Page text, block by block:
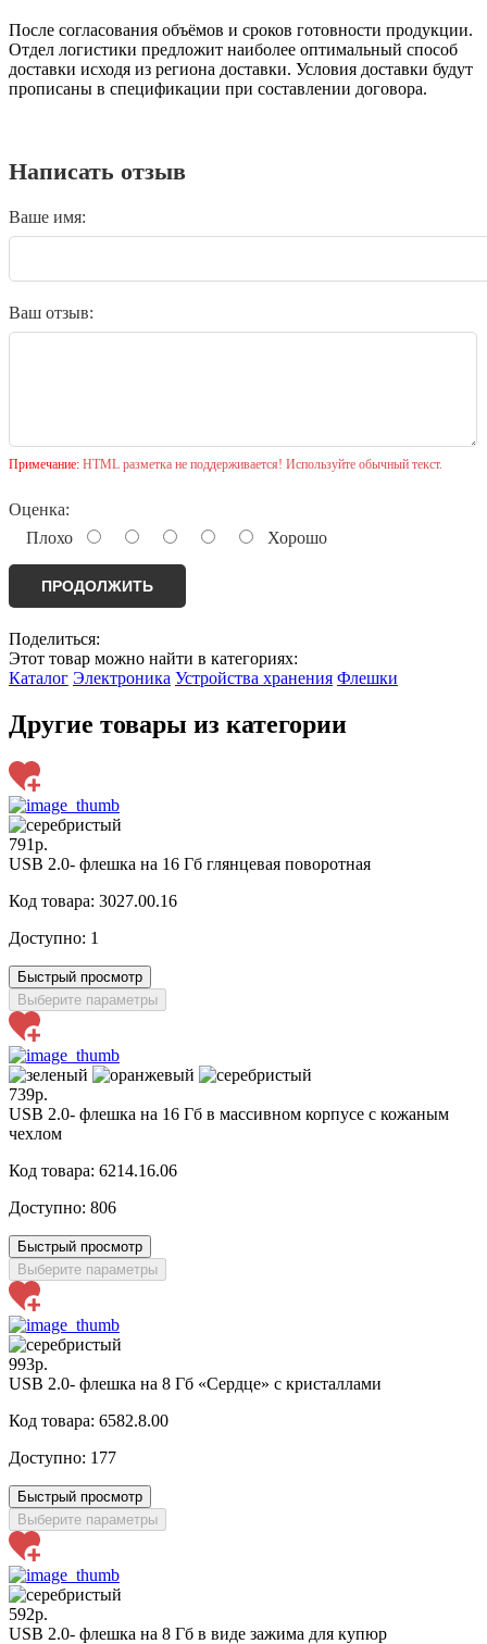
После согласования объёмов и сроков готовности продукции.
Отдел логистики предложит наиболее оптимальный способ
доставки исходя из региона доставки. Условия доставки будут
прописаны в спецификации при составлении договора.
Написать отзыв
Ваше имя:
Ваш отзыв:
Примечание: HTML разметка не поддерживается! Используйте обычный текст.
Оценка:
Плохо
Хорошо
ПРОДОЛЖИТЬ
Поделиться:
Этот товар можно найти в категориях:
Каталог Электроника Устройства хранения Флешки
Другие товары из категории
791р.
USB 2.0- флешка на 16 Гб глянцевая поворотная
Код товара: 3027.00.16
Доступно: 1
Быстрый просмотр
Выберите параметры
739р.
USB 2.0- флешка на 16 Гб в массивном корпусе с кожаным
чехлом
Код товара: 6214.16.06
Доступно: 806
Быстрый просмотр
Выберите параметры
993р.
USB 2.0- флешка на 8 Гб «Сердце» с кристаллами
Код товара: 6582.8.00
Доступно: 177
Быстрый просмотр
Выберите параметры
592р.
USB 2.0- флешка на 8 Гб в виде зажима для купюр